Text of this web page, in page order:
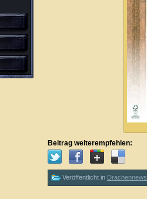
Beitrag weiterempfehlen:
Veröffentlicht in Drachennews